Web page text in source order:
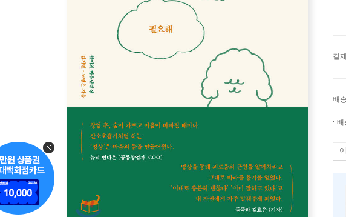
결
배
배